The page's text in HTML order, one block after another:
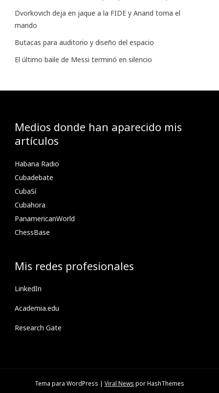
Dvorkovich deja en jaque a la FIDE y Anand toma el
mando
Butacas para auditorio y diseño del espacio
El último baile de Messi terminó en silencio
Medios donde han aparecido mis
artículos
Habana Radio
Cubadebate
CubaSí
Cubahora
PanamericanWorld
ChessBase
Mis redes profesionales
LinkedIn
Academia.edu
Research Gate
Tema para WordPress | Viral News por HashThemes